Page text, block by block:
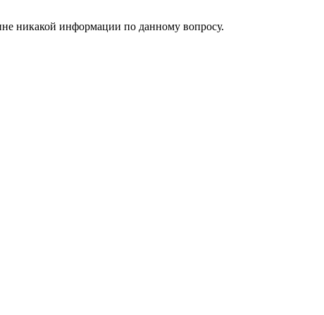
никакой информации по данному вопросу.